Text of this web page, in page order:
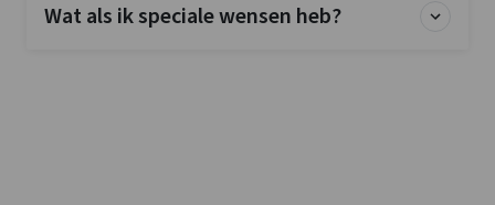
Wat als ik speciale wensen heb?